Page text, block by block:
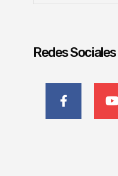
Redes Sociales